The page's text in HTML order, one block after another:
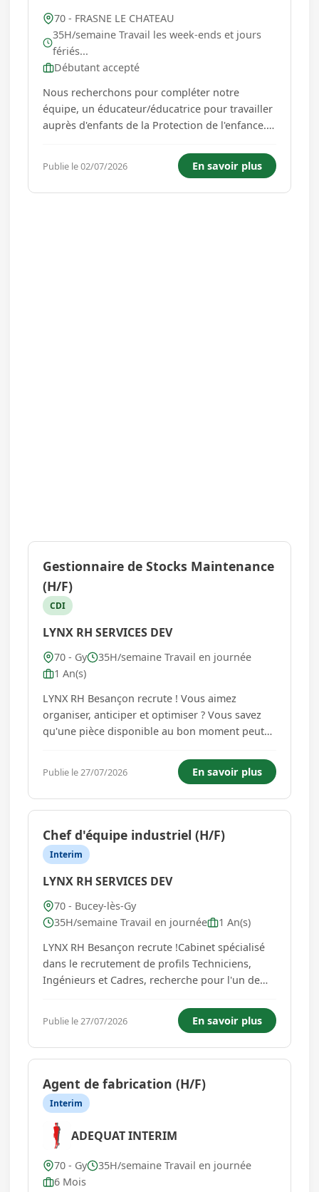
70 - FRASNE LE CHATEAU
35H/semaine Travail les week-ends et jours
fériés...
Débutant accepté
Nous recherchons pour compléter notre
équipe, un éducateur/éducatrice pour travailler
auprès d'enfants de la Protection de l'enfance.
accueillis 37 enfants de 11 à 21 ans, garçons et
filles. Le travail en équipe pluridisciplinaire
s'articule autour...
Publie le 02/07/2026 En savoir plus
Gestionnaire de Stocks Maintenance
(H/F)
CDI
LYNX RH SERVICES DEV
70 - Gy
35H/semaine Travail en journée
1 An(s)
LYNX RH Besançon recrute ! Vous aimez
organiser, anticiper et optimiser ? Vous savez
qu'une pièce disponible au bon moment peut
production en mouvement ? LYNX RH
Besançon, cabinet spécialisé dans le
recrutement de Techniciens, Ingénieurs et
Cadres,...
Publie le 27/07/2026 En savoir plus
Chef d'équipe industriel (H/F)
Interim
LYNX RH SERVICES DEV
70 - Bucey-lès-Gy
35H/semaine Travail en journée
1 An(s)
LYNX RH Besançon recrute !Cabinet spécialisé
dans le recrutement de profils Techniciens,
Ingénieurs et Cadres, recherche pour l'un de
(H/F) en CDI. Vous aimez manager des équipes,
organiser la production et évoluer dans un
environnement où la qual...
Publie le 27/07/2026 En savoir plus
Agent de fabrication (H/F)
Interim
ADEQUAT INTERIM
70 - Gy
35H/semaine Travail en journée
6 Mois